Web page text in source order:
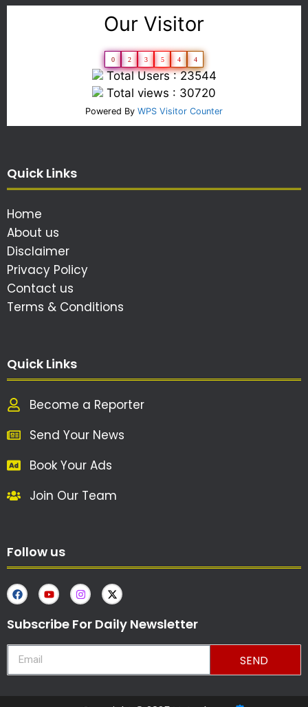
Our Visitor
0 2 3 5 4 4
Total Users : 23544
Total views : 30720
Powered By WPS Visitor Counter
Quick Links
Home
About us
Disclaimer
Privacy Policy
Contact us
Terms & Conditions
Quick Links
Become a Reporter
Send Your News
Book Your Ads
Join Our Team
Follow us
Subscribe For Daily Newsletter
SEND